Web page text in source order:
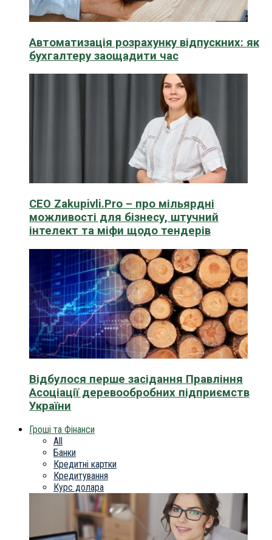
Автоматизація розрахунку відпускних: як
бухгалтеру заощадити час
CEO Zakupivli.Pro – про мільярдні
можливості для бізнесу, штучний
інтелект та міфи щодо тендерів
Відбулося перше засідання Правління
Асоціації деревообробних підприємств
України
Гроші та Фінанси
All
Банки
Кредитні картки
Кредитування
Курс долара